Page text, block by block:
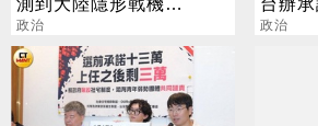
殲-20？軍事專家回應了
政治
平」
政治